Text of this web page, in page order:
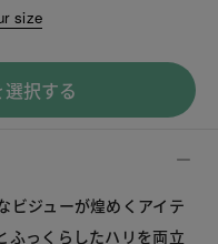
size
択する
ビジューが煌めくアイテ
ふっくらしたハリを両立